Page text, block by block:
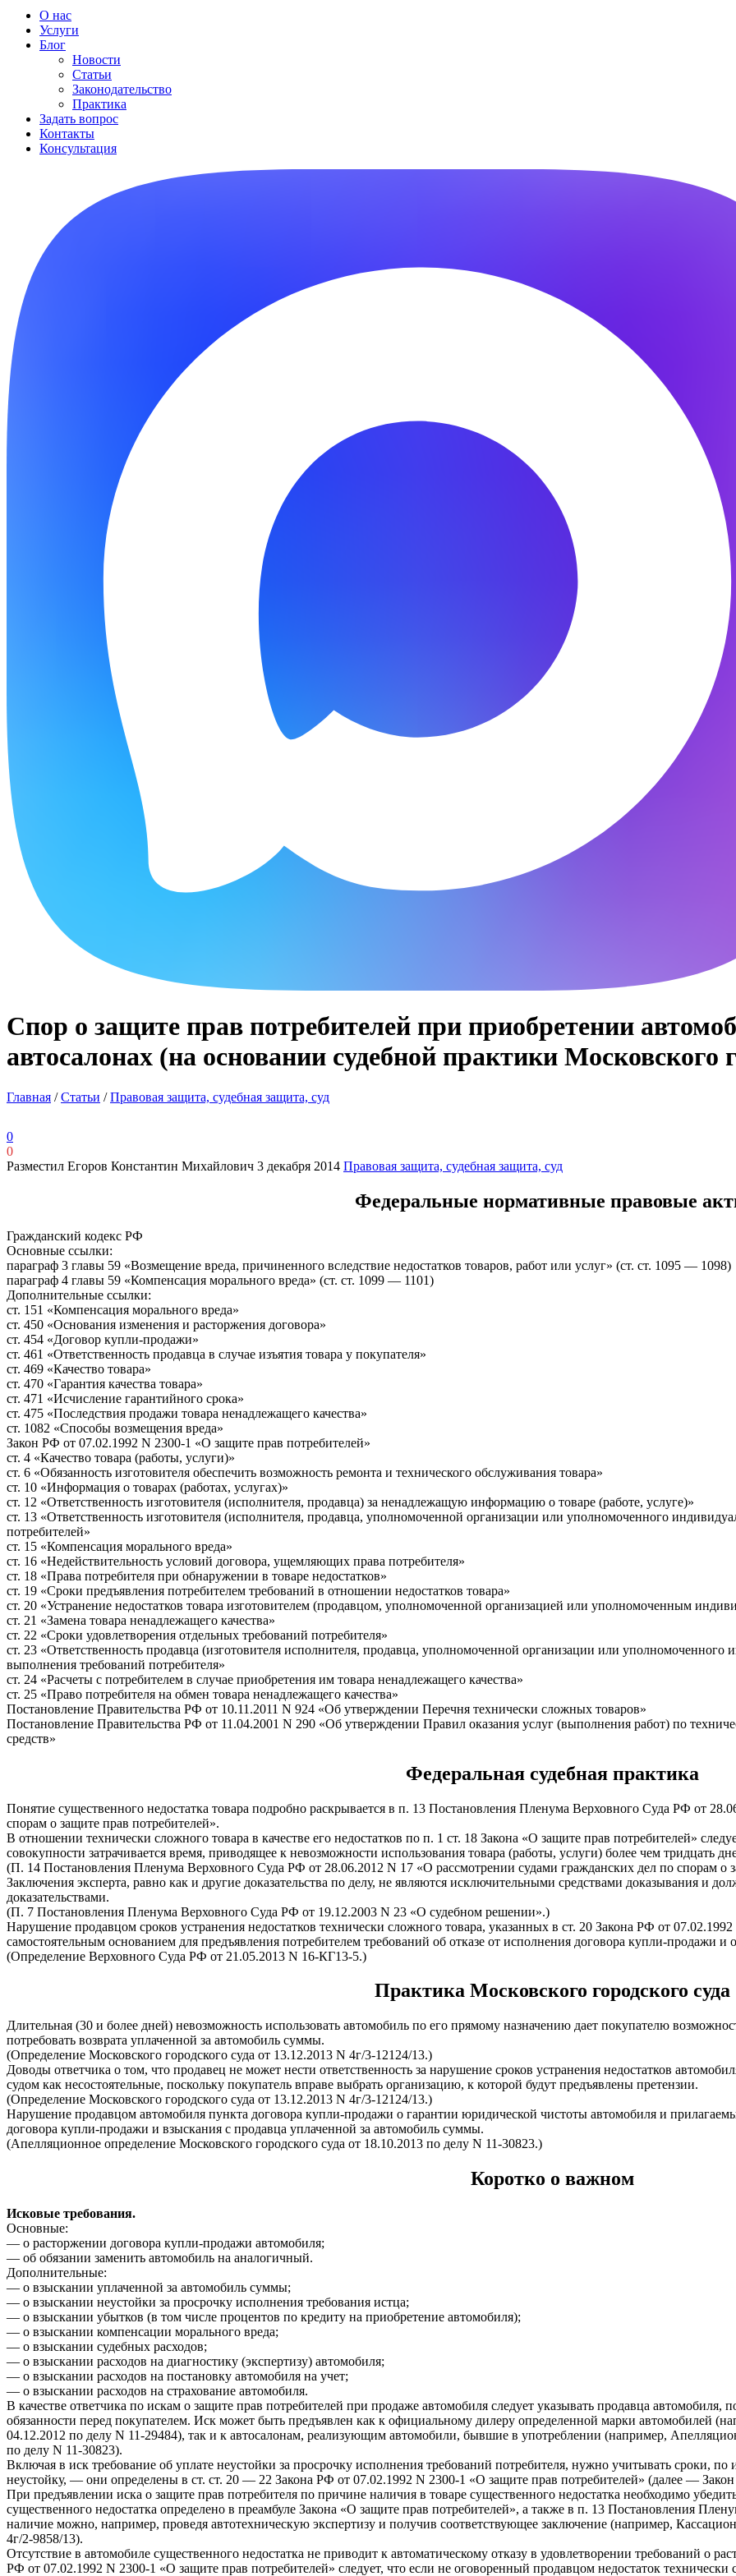
О нас
Услуги
Блог
Новости
Статьи
Законодательство
Практика
Задать вопрос
Контакты
Консультация
Спор о защите прав потребителей при приобретении
автосалонах (на основании судебной практики Московского
Главная /Статьи /Правовая защита, судебная защита, суд
0
0
Разместил Егоров Константин Михайлович 3 декабря 2014 Правовая защита, судебная защита, суд
Федеральные нормативные правовые
Гражданский кодекс РФ
Основные ссылки:
параграф 3 главы 59 «Возмещение вреда, причиненного вследствие недостатков товаров, работ или услуг» (ст. ст. 1095 — 1098)
параграф 4 главы 59 «Компенсация морального вреда» (ст. ст. 1099 — 1101)
Дополнительные ссылки:
ст. 151 «Компенсация морального вреда»
ст. 450 «Основания изменения и расторжения договора»
ст. 454 «Договор купли-продажи»
ст. 461 «Ответственность продавца в случае изъятия товара у покупателя»
ст. 469 «Качество товара»
ст. 470 «Гарантия качества товара»
ст. 471 «Исчисление гарантийного срока»
ст. 475 «Последствия продажи товара ненадлежащего качества»
ст. 1082 «Способы возмещения вреда»
Закон РФ от 07.02.1992 N 2300-1 «О защите прав потребителей»
ст. 4 «Качество товара (работы, услуги)»
ст. 6 «Обязанность изготовителя обеспечить возможность ремонта и технического обслуживания товара»
ст. 10 «Информация о товарах (работах, услугах)»
ст. 12 «Ответственность изготовителя (исполнителя, продавца) за ненадлежащую информацию о товаре (работе, услуге)»
ст. 13 «Ответственность изготовителя (исполнителя, продавца, уполномоченной организации или уполномоченного
потребителей»
ст. 15 «Компенсация морального вреда»
ст. 16 «Недействительность условий договора, ущемляющих права потребителя»
ст. 18 «Права потребителя при обнаружении в товаре недостатков»
ст. 19 «Сроки предъявления потребителем требований в отношении недостатков товара»
ст. 20 «Устранение недостатков товара изготовителем (продавцом, уполномоченной организацией или уполномоченным
ст. 21 «Замена товара ненадлежащего качества»
ст. 22 «Сроки удовлетворения отдельных требований потребителя»
ст. 23 «Ответственность продавца (изготовителя исполнителя, продавца, уполномоченной организации или
выполнения требований потребителя»
ст. 24 «Расчеты с потребителем в случае приобретения им товара ненадлежащего качества»
ст. 25 «Право потребителя на обмен товара ненадлежащего качества»
Постановление Правительства РФ от 10.11.2011 N 924 «Об утверждении Перечня технически сложных товаров»
Постановление Правительства РФ от 11.04.2001 N 290 «Об утверждении Правил оказания услуг (выполнения работ) по
средств»
Федеральная судебная практика
Понятие существенного недостатка товара подробно раскрывается в п. 13 Постановления Пленума Верховного Суда РФ от
спорам о защите прав потребителей».
В отношении технически сложного товара в качестве его недостатков по п. 1 ст. 18 Закона «О защите прав потребителей»
совокупности затрачивается время, приводящее к невозможности использования товара (работы, услуги) более чем тридцать
(П. 14 Постановления Пленума Верховного Суда РФ от 28.06.2012 N 17 «О рассмотрении судами гражданских дел по спорам о
Заключения эксперта, равно как и другие доказательства по делу, не являются исключительными средствами доказывания и
доказательствами.
(П. 7 Постановления Пленума Верховного Суда РФ от 19.12.2003 N 23 «О судебном решении».)
Нарушение продавцом сроков устранения недостатков технически сложного товара, указанных в ст. 20 Закона РФ от
самостоятельным основанием для предъявления потребителем требований об отказе от исполнения договора купли-продажи
(Определение Верховного Суда РФ от 21.05.2013 N 16-КГ13-5.)
Практика Московского городского суда
Длительная (30 и более дней) невозможность использовать автомобиль по его прямому назначению дает покупателю
потребовать возврата уплаченной за автомобиль суммы.
(Определение Московского городского суда от 13.12.2013 N 4г/3-12124/13.)
Доводы ответчика о том, что продавец не может нести ответственность за нарушение сроков устранения недостатков
судом как несостоятельные, поскольку покупатель вправе выбрать организацию, к которой будут предъявлены претензии.
(Определение Московского городского суда от 13.12.2013 N 4г/3-12124/13.)
Нарушение продавцом автомобиля пункта договора купли-продажи о гарантии юридической чистоты автомобиля и
договора купли-продажи и взыскания с продавца уплаченной за автомобиль суммы.
(Апелляционное определение Московского городского суда от 18.10.2013 по делу N 11-30823.)
Коротко о важном
Исковые требования.
Основные:
— о расторжении договора купли-продажи автомобиля;
— об обязании заменить автомобиль на аналогичный.
Дополнительные:
— о взыскании уплаченной за автомобиль суммы;
— о взыскании неустойки за просрочку исполнения требования истца;
— о взыскании убытков (в том числе процентов по кредиту на приобретение автомобиля);
— о взыскании компенсации морального вреда;
— о взыскании судебных расходов;
— о взыскании расходов на диагностику (экспертизу) автомобиля;
— о взыскании расходов на постановку автомобиля на учет;
— о взыскании расходов на страхование автомобиля.
В качестве ответчика по искам о защите прав потребителей при продаже автомобиля следует указывать продавца автомобиля,
обязанности перед покупателем. Иск может быть предъявлен как к официальному дилеру определенной марки автомобилей
04.12.2012 по делу N 11-29484), так и к автосалонам, реализующим автомобили, бывшие в употреблении (например,
по делу N 11-30823).
Включая в иск требование об уплате неустойки за просрочку исполнения требований потребителя, нужно учитывать сроки, по
неустойку, — они определены в ст. ст. 20 — 22 Закона РФ от 07.02.1992 N 2300-1 «О защите прав потребителей» (далее —
При предъявлении иска о защите прав потребителя по причине наличия в товаре существенного недостатка необходимо
существенного недостатка определено в преамбуле Закона «О защите прав потребителей», а также в п. 13 Постановления
наличие можно, например, проведя автотехническую экспертизу и получив соответствующее заключение (например,
4г/2-9858/13).
Отсутствие в автомобиле существенного недостатка не приводит к автоматическому отказу в удовлетворении требований о
РФ от 07.02.1992 N 2300-1 «О защите прав потребителей» следует, что если не оговоренный продавцом недостаток